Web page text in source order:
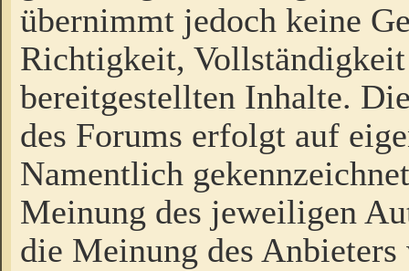
übernimmt jedoch keine
Richtigkeit,
bereitgestellten Inhalte.
des Forums erfolgt auf
Namentlich
Meinung des jeweiligen
die Meinung des Anbieters